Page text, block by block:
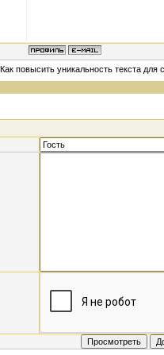
Как повысить уникальность текста для